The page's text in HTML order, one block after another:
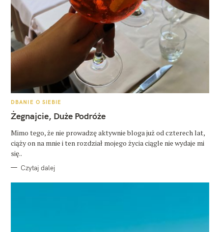
K
T
E
O
R
I
DBANIE O SIEBIE
Żegnajcie, Duże Podróże
Mimo tego, że nie prowadzę aktywnie bloga już od czterech lat,
ciąży on na mnie i ten rozdział mojego życia ciągle nie wydaje mi
się..
Czytaj dalej